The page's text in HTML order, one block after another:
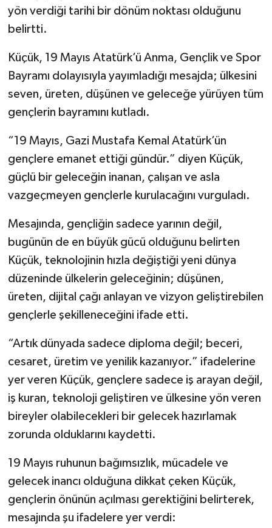
yön verdiği tarihi bir dönüm noktası olduğunu
belirtti.
Küçük, 19 Mayıs Atatürk’ü Anma, Gençlik ve Spor
Bayramı dolayısıyla yayımladığı mesajda; ülkesini
seven, üreten, düşünen ve geleceğe yürüyen tüm
gençlerin bayramını kutladı.
“19 Mayıs, Gazi Mustafa Kemal Atatürk’ün
gençlere emanet ettiği gündür.” diyen Küçük,
güçlü bir geleceğin inanan, çalışan ve asla
vazgeçmeyen gençlerle kurulacağını vurguladı.
Mesajında, gençliğin sadece yarının değil,
bugünün de en büyük gücü olduğunu belirten
Küçük, teknolojinin hızla değiştiği yeni dünya
düzeninde ülkelerin geleceğinin; düşünen,
üreten, dijital çağı anlayan ve vizyon geliştirebilen
gençlerle şekilleneceğini ifade etti.
“Artık dünyada sadece diploma değil; beceri,
cesaret, üretim ve yenilik kazanıyor.” ifadelerine
yer veren Küçük, gençlere sadece iş arayan değil,
iş kuran, teknoloji geliştiren ve ülkesine yön veren
bireyler olabilecekleri bir gelecek hazırlamak
zorunda olduklarını kaydetti.
19 Mayıs ruhunun bağımsızlık, mücadele ve
gelecek inancı olduğuna dikkat çeken Küçük,
gençlerin önünün açılması gerektiğini belirterek,
mesajında şu ifadelere yer verdi: